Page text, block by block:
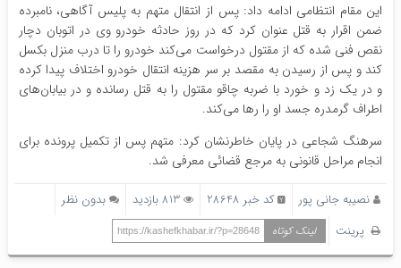
این مقام انتظامی ادامه داد: پس از انتقال متهم به پلیس آگاهی، نامبرده
ضمن اقرار به قتل عنوان کرد که در روز حادثه خودرو وی در اتوبان دچار
نقص فنی شده که از مقتول درخواست می‌کند خودرو را تا درب منزل بکسل
کند و پس از رسیدن به مقصد بر سر هزینه انتقال خودرو اختلاف پیدا کرده
و در یک زد و خورد با ضربه چاقو مقتول را به قتل رسانده و در بیابان‌های
اطراف گرمدره جسد او را رها می‌کند.
سرهنگ شجاعی در پایان خاطرنشان کرد: متهم پس از تکمیل پرونده برای
انجام مراحل قانونی به مرجع قضائی معرفی شد.
نصیبه جانی پور کد خبر 28648 813 بازدید
بدون نظر
پرینت
لینک کوتاه https://kashefkhabar.ir/?p=28648